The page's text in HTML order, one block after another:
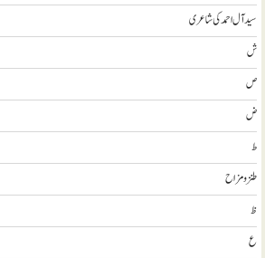
سيد آل احمد کی شاعری
ش
ص
ض
ط
طنز و مزاح
ظ
ع